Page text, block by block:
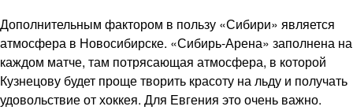
Дополнительным фактором в пользу «Сибири» является
атмосфера в Новосибирске. «Сибирь-Арена» заполнена на
каждом матче, там потрясающая атмосфера, в которой
Кузнецову будет проще творить красоту на льду и получать
удовольствие от хоккея. Для Евгения это очень важно.